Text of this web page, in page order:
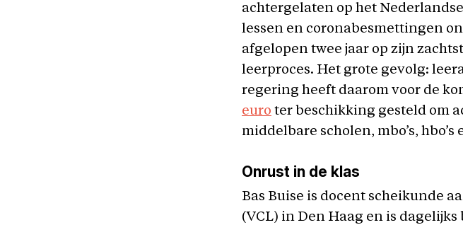
achtergelaten op het
lessen en coronabesmettingen
afgelopen twee jaar op zijn
leerproces. Het grote gevolg:
regering heeft daarom voor de
euro ter beschikking gesteld om
middelbare scholen, mbo’s,
Onrust in de klas
Bas Buise is docent scheikunde
(VCL) in Den Haag en is